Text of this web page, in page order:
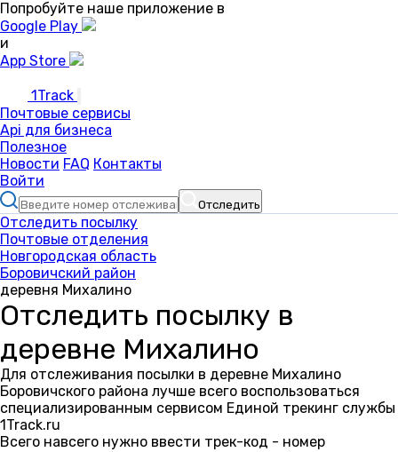
Попробуйте наше приложение в
Google Play
и
App Store
1Track
Почтовые сервисы
Api для бизнеса
Полезное
Новости FAQ Контакты
Войти
Отследить
Отследить посылку
Почтовые отделения
Новгородская область
Боровичский район
деревня Михалино
Отследить посылку в
деревне Михалино
Для отслеживания посылки в деревне Михалино
Боровичского района лучше всего воспользоваться
специализированным сервисом Единой трекинг службы
1Track.ru
Всего навсего нужно ввести трек-код - номер